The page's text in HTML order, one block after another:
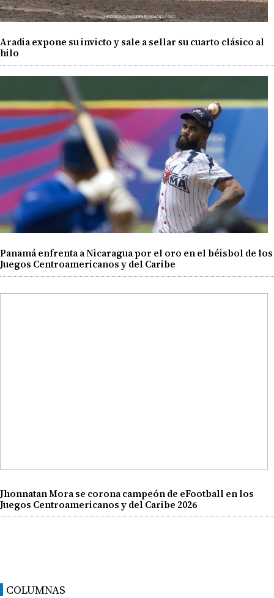
Aradia expone su invicto y sale a sellar su cuarto clásico al
hilo
Panamá enfrenta a Nicaragua por el oro en el béisbol de los
Juegos Centroamericanos y del Caribe
Jhonnatan Mora se corona campeón de eFootball en los
Juegos Centroamericanos y del Caribe 2026
COLUMNAS